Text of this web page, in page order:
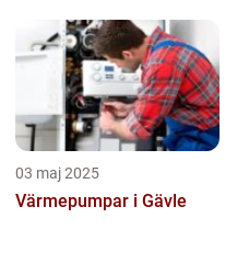
03 maj 2025
Värmepumpar i Gävle